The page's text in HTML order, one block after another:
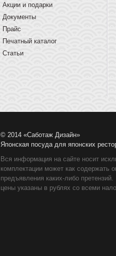
Акции и подарки
Документы
Прайс
Печатный каталог
Статьи
© 2014 «Саботаж Дизайн»
Японская посуда для японских
Вся информация на сайте носит
комплектации может как содержать
предъявления каких-либо
цены указаны в рублях со всеми